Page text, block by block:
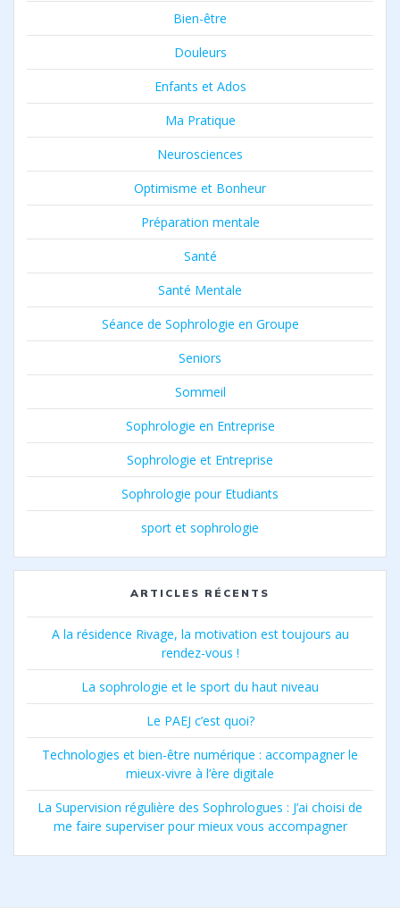
Bien-être
Douleurs
Enfants et Ados
Ma Pratique
Neurosciences
Optimisme et Bonheur
Préparation mentale
Santé
Santé Mentale
Séance de Sophrologie en Groupe
Seniors
Sommeil
Sophrologie en Entreprise
Sophrologie et Entreprise
Sophrologie pour Etudiants
sport et sophrologie
ARTICLES RÉCENTS
A la résidence Rivage, la motivation est toujours au
rendez-vous !
La sophrologie et le sport du haut niveau
Le PAEJ c’est quoi?
Technologies et bien-être numérique : accompagner le
mieux-vivre à l’ère digitale
La Supervision régulière des Sophrologues : J’ai choisi de
me faire superviser pour mieux vous accompagner